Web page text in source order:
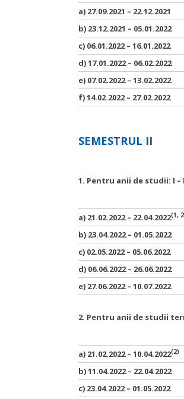
a) 27.09.2021 – 22.12.2021
b) 23.12.2021 – 05.01.2022
c) 06.01.2022 – 16.01.2022
d) 17.01.2022 – 06.02.2022
e) 07.02.2022 – 13.02.2022
f) 14.02.2022 – 27.02.2022
SEMESTRUL II
1. Pentru anii de studii: I
a) 21.02.2022 – 22.04.2022(1,
b) 23.04.2022 – 01.05.2022
c) 02.05.2022 – 05.06.2022
d) 06.06.2022 – 26.06.2022
e) 27.06.2022 – 10.07.2022
2. Pentru anii de studii
a) 21.02.2022 – 10.04.2022(2)
b) 11.04.2022 – 22.04.2022
c) 23.04.2022 – 01.05.2022